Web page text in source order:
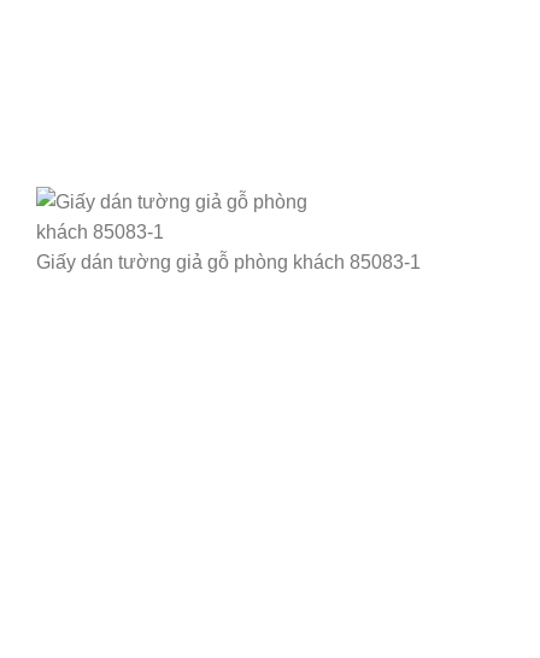
Giấy dán tường giả gỗ phòng khách 85083-1